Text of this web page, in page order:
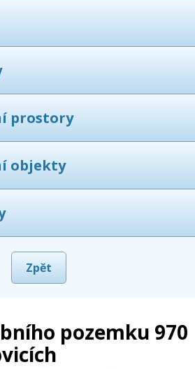
prostory
objekty
Zpět
pozemku 970